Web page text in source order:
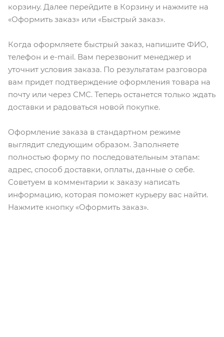
корзину. Далее перейдите в Корзину и нажмите на
«Оформить заказ» или «Быстрый заказ».
Когда оформляете быстрый заказ, напишите ФИО,
телефон и e-mail. Вам перезвонит менеджер и
уточнит условия заказа. По результатам разговора
вам придет подтверждение оформления товара на
почту или через СМС. Теперь останется только ждать
доставки и радоваться новой покупке.
Оформление заказа в стандартном режиме
выглядит следующим образом. Заполняете
полностью форму по последовательным этапам:
адрес, способ доставки, оплаты, данные о себе.
Советуем в комментарии к заказу написать
информацию, которая поможет курьеру вас найти.
Нажмите кнопку «Оформить заказ».